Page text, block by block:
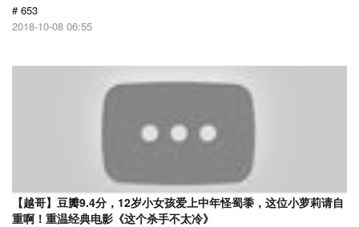
# 653
2018-10-08 06:55
【越哥】豆瓣9.4分，12岁小女孩爱上中年怪蜀黍，这位小萝莉请自
重啊！重温经典电影《这个杀手不太冷》